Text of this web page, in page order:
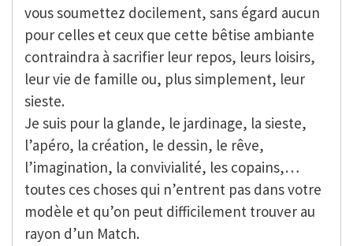
vous soumettez docilement, sans égard aucun
pour celles et ceux que cette bêtise ambiante
contraindra à sacrifier leur repos, leurs loisirs,
leur vie de famille ou, plus simplement, leur
sieste.
Je suis pour la glande, le jardinage, la sieste,
l’apéro, la création, le dessin, le rêve,
l’imagination, la convivialité, les copains,…
toutes ces choses qui n’entrent pas dans votre
modèle et qu’on peut difficilement trouver au
rayon d’un Match.